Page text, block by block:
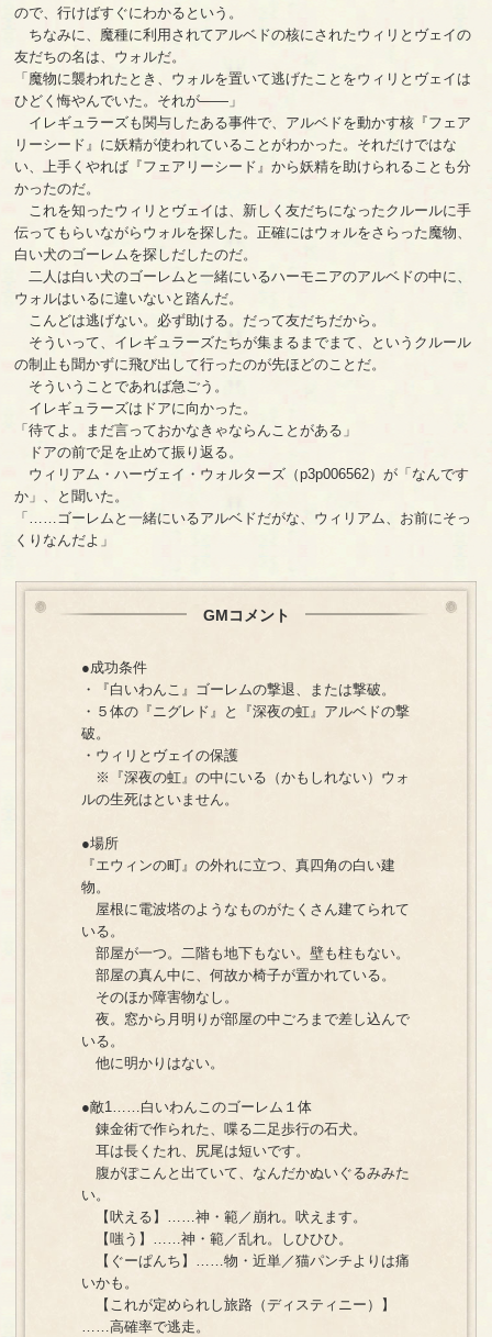
ので、行けばすぐにわかるという。
ちなみに、魔種に利用されてアルベドの核にされたウィリとヴェイの
友だちの名は、ウォルだ。
「魔物に襲われたとき、ウォルを置いて逃げたことをウィリとヴェイは
ひどく悔やんでいた。それが――」
イレギュラーズも関与したある事件で、アルベドを動かす核『フェア
リーシード』に妖精が使われていることがわかった。それだけではな
い、上手くやれば『フェアリーシード』から妖精を助けられることも分
かったのだ。
これを知ったウィリとヴェイは、新しく友だちになったクルールに手
伝ってもらいながらウォルを探した。正確にはウォルをさらった魔物、
白い犬のゴーレムを探しだしたのだ。
二人は白い犬のゴーレムと一緒にいるハーモニアのアルベドの中に、
ウォルはいるに違いないと踏んだ。
こんどは逃げない。必ず助ける。だって友だちだから。
そういって、イレギュラーズたちが集まるまでまて、というクルール
の制止も聞かずに飛び出して行ったのが先ほどのことだ。
そういうことであれば急ごう。
イレギュラーズはドアに向かった。
「待てよ。まだ言っておかなきゃならんことがある」
ドアの前で足を止めて振り返る。
ウィリアム・ハーヴェイ・ウォルターズ（p3p006562）が「なんです
か」、と聞いた。
「……ゴーレムと一緒にいるアルベドだがな、ウィリアム、お前にそっ
くりなんだよ」
GMコメント
●成功条件
・『白いわんこ』ゴーレムの撃退、または撃破。
・５体の『ニグレド』と『深夜の虹』アルベドの撃
破。
・ウィリとヴェイの保護
※『深夜の虹』の中にいる（かもしれない）ウォ
ルの生死はといません。
●場所
『エウィンの町』の外れに立つ、真四角の白い建
物。
屋根に電波塔のようなものがたくさん建てられて
いる。
部屋が一つ。二階も地下もない。壁も柱もない。
部屋の真ん中に、何故か椅子が置かれている。
そのほか障害物なし。
夜。窓から月明りが部屋の中ごろまで差し込んで
いる。
他に明かりはない。
●敵1……白いわんこのゴーレム１体
錬金術で作られた、喋る二足歩行の石犬。
耳は長くたれ、尻尾は短いです。
腹がぽこんと出ていて、なんだかぬいぐるみみた
い。
【吠える】……神・範／崩れ。吠えます。
【嗤う】……神・範／乱れ。しひひひ。
【ぐーぱんち】……物・近単／猫パンチよりは痛
いかも。
【これが定められし旅路（ディスティニー）】
……高確率で逃走。